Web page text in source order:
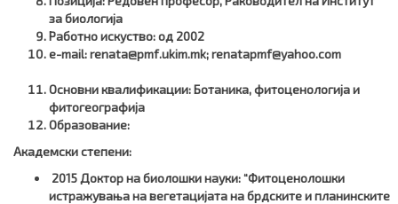
за биологија
Работно искуство: од 2002
e-mail: renata@pmf.ukim.mk; renatapmf@yahoo.com
Основни квалификации: Ботаника, фитоценологија и
фитогеографија
Образование:
Академски степени:
2015 Доктор на биолошки науки: “Фитоценолошки
истражувања на вегетацијата на брдските и планинските